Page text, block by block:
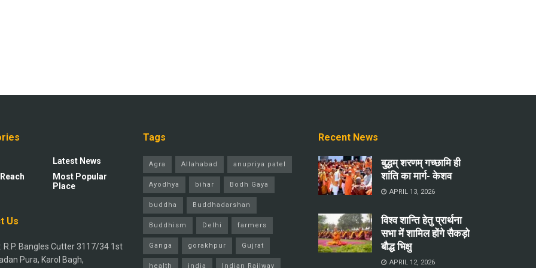
Latest News
Most Popular
Place
Us
R.P. Bangles Cutter 3117/34 1st
Pura, Karol Bagh,
Tags
Agra Allahabad anupriya patel
Ayodhya bihar Bodh Gaya
buddha Buddhadarshan
Buddhism Delhi farmers
Ganga gorakhpur Gujrat
health india Indian Railway
Recent News
बुद्धम् शरणम् गच्छामि ही
शांति का मार्ग- केशव
APRIL 13, 2026
विश्व शान्ति हेतु प्रार्थना
सभा में शामिल होंगे सैकड़ो
बौद्ध भिक्षु
APRIL 12, 2026